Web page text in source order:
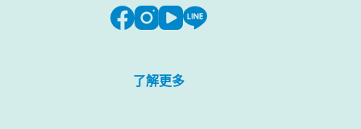
了解更多